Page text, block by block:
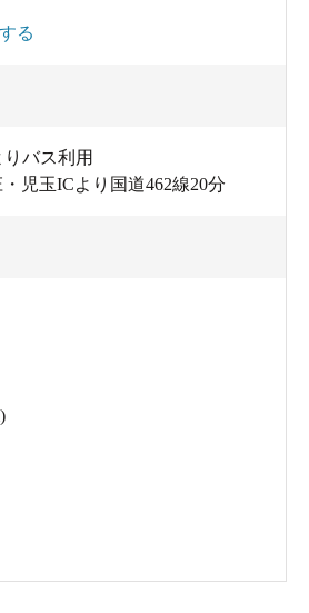
る
バス利用
児玉ICより国道462線20分